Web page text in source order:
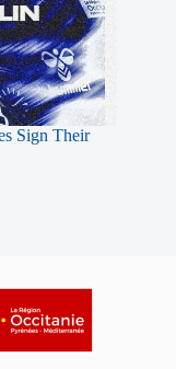
Sign Their